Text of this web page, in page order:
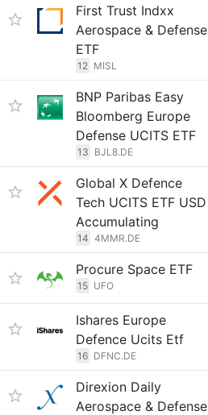
First Trust Indxx
Aerospace & Defense
ETF
12 MISL
BNP Paribas Easy
Bloomberg Europe
Defense UCITS ETF
13 BJL8.DE
Global X Defence
Tech UCITS ETF USD
Accumulating
14 4MMR.DE
Procure Space ETF
15 UFO
Ishares Europe
Defence Ucits Etf
16 DFNC.DE
Direxion Daily
Aerospace & Defense